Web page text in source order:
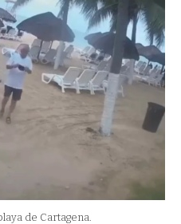
de Cartagena.